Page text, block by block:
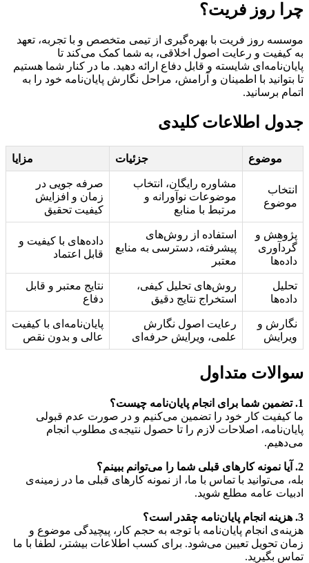
چرا روز فریت؟
موسسه روز فریت با بهره‌گیری از تیمی متخصص و با تجربه، تعهد
به کیفیت و رعایت اصول اخلاقی، به شما کمک می‌کند تا
پایان‌نامه‌ای شایسته و قابل دفاع ارائه دهید. ما در کنار شما هستیم
تا بتوانید با اطمینان و آرامش، مراحل نگارش پایان‌نامه خود را به
اتمام برسانید.
جدول اطلاعات کلیدی
موضوع جزئیات مزایا
انتخاب
موضوع
مشاوره رایگان، انتخاب
موضوعات نوآورانه و
مرتبط با منابع
صرفه جویی در
زمان و افزایش
کیفیت تحقیق
پژوهش و
گردآوری
داده‌ها
استفاده از روش‌های
پیشرفته، دسترسی به منابع
معتبر
داده‌های با کیفیت و
قابل اعتماد
تحلیل
داده‌ها
روش‌های تحلیل کیفی،
استخراج نتایج دقیق
نتایج معتبر و قابل
دفاع
نگارش و
ویرایش
رعایت اصول نگارش
علمی، ویرایش حرفه‌ای
پایان‌نامه‌ای با کیفیت
عالی و بدون نقص
سوالات متداول
1. تضمین شما برای انجام پایان‌نامه چیست؟
ما کیفیت کار خود را تضمین می‌کنیم و در صورت عدم قبولی
پایان‌نامه، اصلاحات لازم را تا حصول نتیجه‌ی مطلوب انجام
می‌دهیم.
2. آیا نمونه کارهای قبلی شما را می‌توانم ببینم؟
بله، می‌توانید با تماس با ما، از نمونه کارهای قبلی ما در زمینه‌ی
ادبیات عامه مطلع شوید.
3. هزینه انجام پایان‌نامه چقدر است؟
هزینه‌ی انجام پایان‌نامه با توجه به حجم کار، پیچیدگی موضوع و
زمان تحویل تعیین می‌شود. برای کسب اطلاعات بیشتر، لطفا با ما
تماس بگیرید.